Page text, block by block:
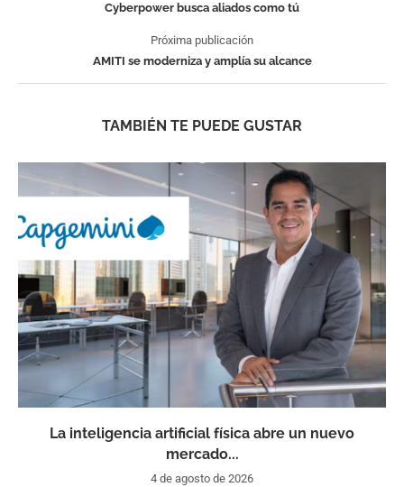
Cyberpower busca aliados como tú
Próxima publicación
AMITI se moderniza y amplía su alcance
TAMBIÉN TE PUEDE GUSTAR
La inteligencia artificial física abre un nuevo
mercado...
4 de agosto de 2026